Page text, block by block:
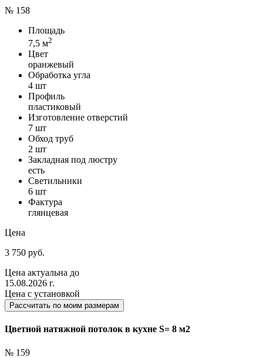
№ 158
Площадь
7,5 м2
Цвет
оранжевый
Обработка угла
4 шт
Профиль
пластиковый
Изготовление отверстий
7 шт
Обход труб
2 шт
Закладная под люстру
есть
Светильники
6 шт
Фактура
глянцевая
Цена
3 750 руб.
Цена актуальна до
15.08.2026 г.
Цена с установкой
Рассчитать по моим размерам
Цветной натяжной потолок в кухне S= 8 м2
№ 159